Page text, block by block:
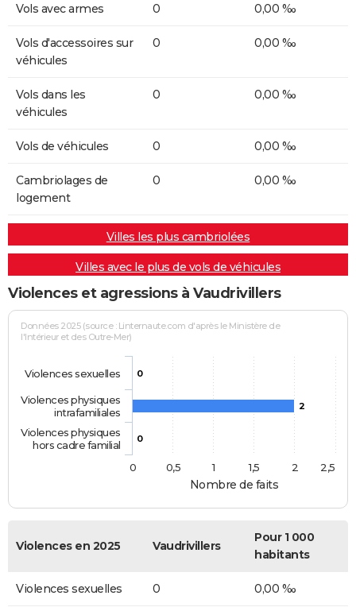
Vols avec armes 0 0,00 ‰
Vols d'accessoires sur
véhicules
0 0,00 ‰
Vols dans les
véhicules
0 0,00 ‰
Vols de véhicules 0 0,00 ‰
Cambriolages de
logement
0 0,00 ‰
Villes les plus cambriolées
Villes avec le plus de vols de véhicules
Violences et agressions à Vaudrivillers
Nombre de faits
Données 2025 (source : Linternaute.com d'après le Ministère de
l'Intérieur et des Outre-Mer)
0
2
0
Violences sexuelles
Violences physiques
intrafamiliales
Violences physiques
hors cadre familial
0
0,5 1 1,5 2 2,5
Violences en 2025 Vaudrivillers
Pour 1 000
habitants
Violences sexuelles 0 0,00 ‰